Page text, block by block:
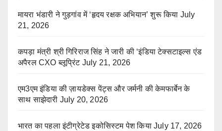
मायरा भंडारी ने गुड़गांव में ‘हृदय रक्षक अभियान’ शुरू किया July
21, 2026
कपड़ा मंत्री श्री गिरिराज सिंह ने जारी की ‘इंडिया टेक्सटाइल्स एंड
अपैरल CXO ब्लूप्रिंट July 21, 2026
एम3एम इंडिया की ज़ायडेक्स पेंट्स और जर्मनी की केमफार्बेन के
साथ साझेदारी July 20, 2026
भारत का पहला इंटीग्रेटेड इकोसिस्टम पेश किया July 17, 2026